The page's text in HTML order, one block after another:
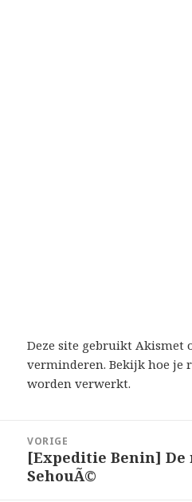
Deze site gebruikt Akismet
verminderen.Bekijk hoe je
worden verwerkt.
navigatie
VORIGE
Vorig
bericht:
[Expeditie Benin]
SehouÃ©